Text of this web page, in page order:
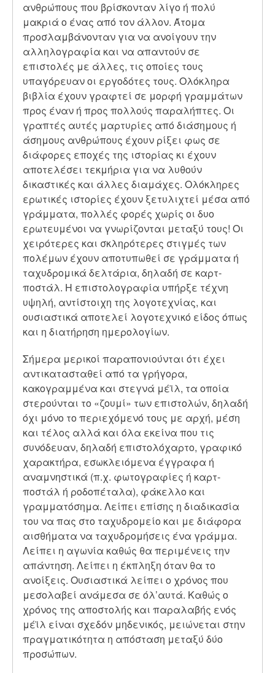
ανθρώπους που βρίσκονταν λίγο ή πολύ
μακριά ο ένας από τον άλλον. Άτομα
προσλαμβάνονταν για να ανοίγουν την
αλληλογραφία και να απαντούν σε
επιστολές με άλλες, τις οποίες τους
υπαγόρευαν οι εργοδότες τους. Ολόκληρα
βιβλία έχουν γραφτεί σε μορφή γραμμάτων
προς έναν ή προς πολλούς παραλήπτες. Οι
γραπτές αυτές μαρτυρίες από διάσημους ή
άσημους ανθρώπους έχουν ρίξει φως σε
διάφορες εποχές της ιστορίας κι έχουν
αποτελέσει τεκμήρια για να λυθούν
δικαστικές και άλλες διαμάχες. Ολόκληρες
ερωτικές ιστορίες έχουν ξετυλιχτεί μέσα από
γράμματα, πολλές φορές χωρίς οι δυο
ερωτευμένοι να γνωρίζονται μεταξύ τους! Οι
χειρότερες και σκληρότερες στιγμές των
πολέμων έχουν αποτυπωθεί σε γράμματα ή
ταχυδρομικά δελτάρια, δηλαδή σε καρτ-
ποστάλ. Η επιστολογραφία υπήρξε τέχνη
υψηλή, αντίστοιχη της λογοτεχνίας, και
ουσιαστικά αποτελεί λογοτεχνικό είδος όπως
και η διατήρηση ημερολογίων.
Σήμερα μερικοί παραπονιούνται ότι έχει
αντικατασταθεί από τα γρήγορα,
κακογραμμένα και στεγνά μέϊλ, τα οποία
στερούνται το «ζουμί» των επιστολών, δηλαδή
όχι μόνο το περιεχόμενό τους με αρχή, μέση
και τέλος αλλά και όλα εκείνα που τις
συνόδευαν, δηλαδή επιστολόχαρτο, γραφικό
χαρακτήρα, εσωκλειόμενα έγγραφα ή
αναμνηστικά (π.χ. φωτογραφίες ή καρτ-
ποστάλ ή ροδοπέταλα), φάκελλο και
γραμματόσημα. Λείπει επίσης η διαδικασία
του να πας στο ταχυδρομείο και με διάφορα
αισθήματα να ταχυδρομήσεις ένα γράμμα.
Λείπει η αγωνία καθώς θα περιμένεις την
απάντηση. Λείπει η έκπληξη όταν θα το
ανοίξεις. Ουσιαστικά λείπει ο χρόνος που
μεσολαβεί ανάμεσα σε όλ’αυτά. Καθώς ο
χρόνος της αποστολής και παραλαβής ενός
μέϊλ είναι σχεδόν μηδενικός, μειώνεται στην
πραγματικότητα η απόσταση μεταξύ δύο
προσώπων.